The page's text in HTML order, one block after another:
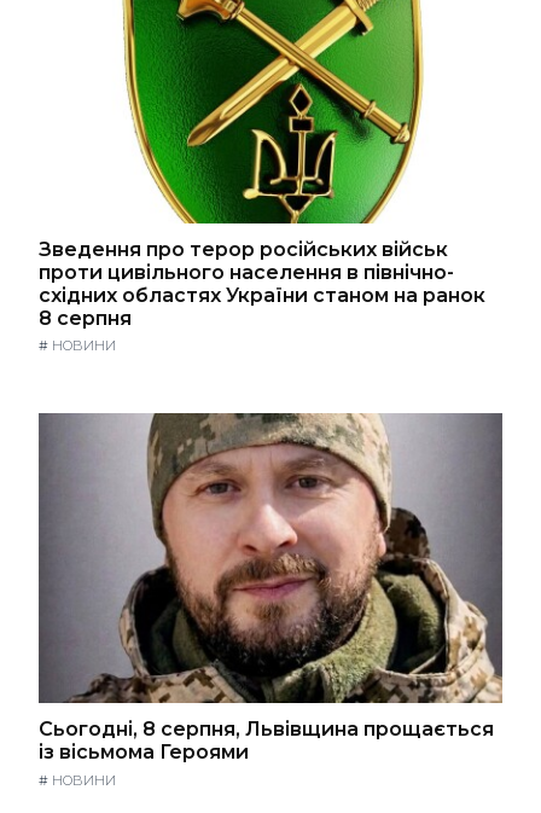
Зведення про терор російських військ
проти цивільного населення в північно-
східних областях України станом на ранок
8 серпня
# НОВИНИ
Сьогодні, 8 серпня, Львівщина прощається
із вісьмома Героями
# НОВИНИ